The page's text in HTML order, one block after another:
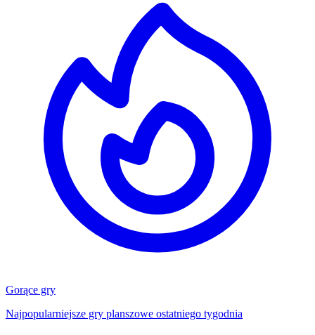
Gorące gry
Najpopularniejsze gry planszowe ostatniego tygodnia